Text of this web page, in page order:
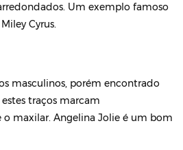
Um exemplo famoso
Cyrus.
masculinos, porém encontrado
traços marcam
maxilar. Angelina Jolie é um bom